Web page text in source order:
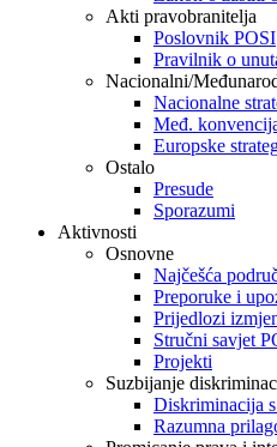
Akti pravobranitelja
Poslovnik POSI
Pravilnik o
Nacionalni/
Nacionalne
Međ.
Europske
Ostalo
Presude
Sporazumi
Aktivnosti
Osnovne
Najčešća
Preporuke i
Prijedlozi
Stručni savjet
Projekti
Suzbijanje
Diskriminacija
Razumna